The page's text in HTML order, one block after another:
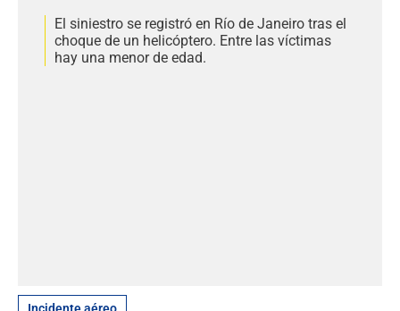
El siniestro se registró en Río de Janeiro tras el
choque de un helicóptero. Entre las víctimas
hay una menor de edad.